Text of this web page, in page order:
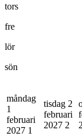
tors
fre
lör
sön
måndag
1
februari
2027 1
tisdag 2
februari
2027 2